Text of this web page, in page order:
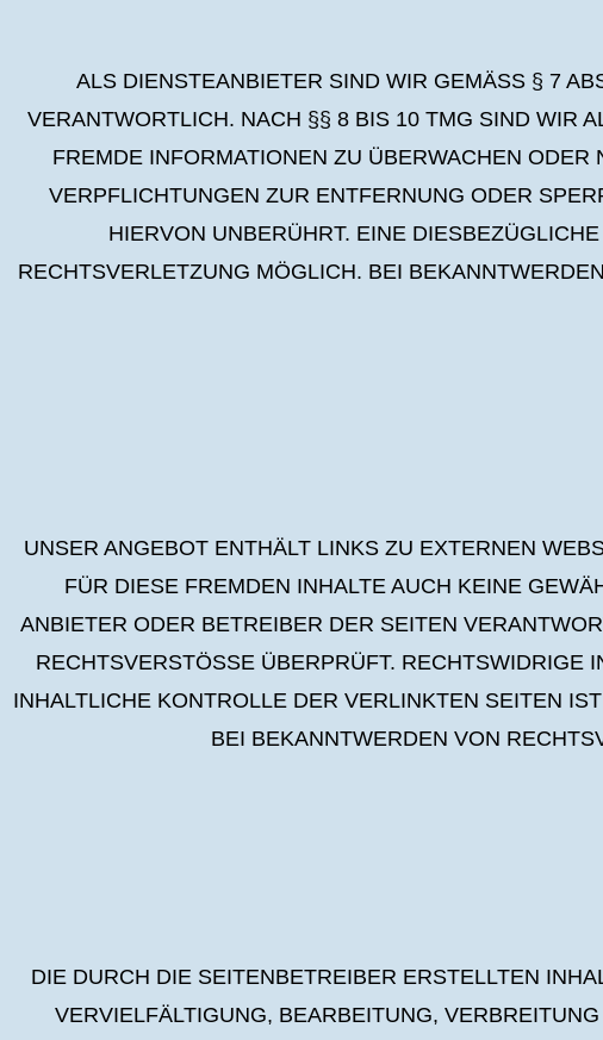
ALS DIENSTEANBIETER SIND WIR GEMÄSS § 7
VERANTWORTLICH. NACH §§ 8 BIS 10 TMG SIND WIR
FREMDE INFORMATIONEN ZU ÜBERWACHEN
VERPFLICHTUNGEN ZUR ENTFERNUNG ODER
HIERVON UNBERÜHRT. EINE
RECHTSVERLETZUNG MÖGLICH. BEI
UNSER ANGEBOT ENTHÄLT LINKS ZU EXTERNEN
FÜR DIESE FREMDEN INHALTE AUCH KEINE
ANBIETER ODER BETREIBER DER SEITEN
RECHTSVERSTÖSSE ÜBERPRÜFT. RECHTSWIDRIGE
INHALTLICHE KONTROLLE DER VERLINKTEN SEITEN
BEI BEKANNTWERDEN VON
DIE DURCH DIE SEITENBETREIBER ERSTELLTEN
VERVIELFÄLTIGUNG, BEARBEITUNG,